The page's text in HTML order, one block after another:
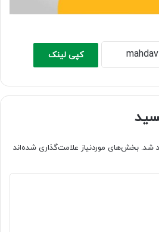
کپی لینک
شد. بخش‌های موردنیاز علامت‌گذاری شده‌اند